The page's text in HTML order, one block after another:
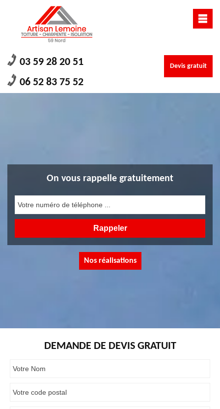
03 59 28 20 51
06 52 83 75 52
Devis gratuit
On vous rappelle gratuitement
Nos réalisations
DEMANDE DE DEVIS GRATUIT